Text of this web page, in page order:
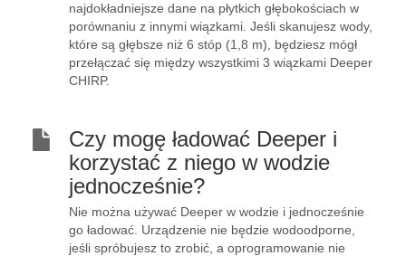
najdokładniejsze dane na płytkich głębokościach w
porównaniu z innymi wiązkami. Jeśli skanujesz wody,
które są głębsze niż 6 stóp (1,8 m), będziesz mógł
przełączać się między wszystkimi 3 wiązkami Deeper
CHIRP.
Czy mogę ładować Deeper i
korzystać z niego w wodzie
jednocześnie?
Nie można używać Deeper w wodzie i jednocześnie
go ładować. Urządzenie nie będzie wodoodporne,
jeśli spróbujesz to zrobić, a oprogramowanie nie